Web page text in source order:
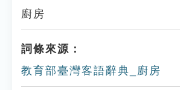
廚房
詞條來源：
教育部臺灣客語辭典_廚房